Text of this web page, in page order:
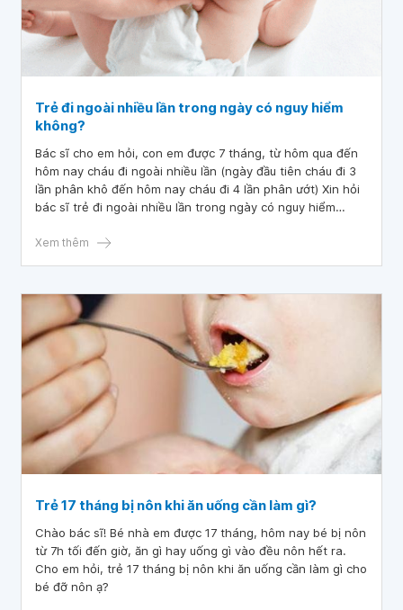
Trẻ đi ngoài nhiều lần trong ngày có nguy hiểm
không?
Bác sĩ cho em hỏi, con em được 7 tháng, từ hôm qua đến
hôm nay cháu đi ngoài nhiều lần (ngày đầu tiên cháu đi 3
lần phân khô đến hôm nay cháu đi 4 lần phân ướt) Xin hỏi
bác sĩ trẻ đi ngoài nhiều lần trong ngày có nguy hiểm
Xem thêm
Trẻ 17 tháng bị nôn khi ăn uống cần làm gì?
Chào bác sĩ! Bé nhà em được 17 tháng, hôm nay bé bị nôn
từ 7h tối đến giờ, ăn gì hay uống gì vào đều nôn hết ra.
Cho em hỏi, trẻ 17 tháng bị nôn khi ăn uống cần làm gì cho
bé đỡ nôn ạ?